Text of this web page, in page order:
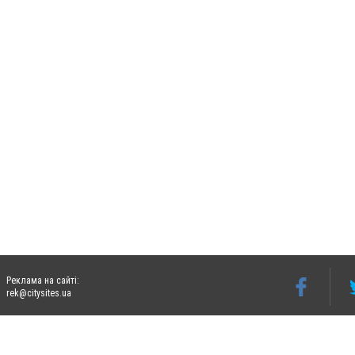
Реклама на сайті:
rek@citysites.ua